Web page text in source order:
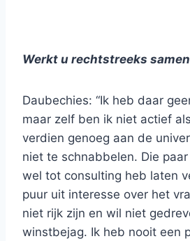
Werkt u rechtstreeks
Daubechies: “Ik heb daar
maar zelf ben ik niet actief
verdien genoeg aan de
niet te schnabbelen. Die
wel tot consulting heb laten
puur uit interesse over het
niet rijk zijn en wil niet
winstbejag. Ik heb nooit een